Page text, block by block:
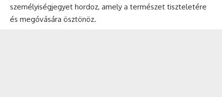
személyiségjegyet hordoz, amely a természet tiszteletére
és megóvására ösztönöz.